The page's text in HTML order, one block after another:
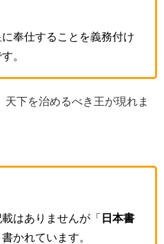
奉仕することを義務付け
。
天下を治めるべき王が現れま
はありませんが「 日本書
書かれています。